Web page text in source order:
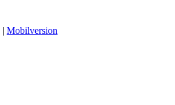
| Mobilversion